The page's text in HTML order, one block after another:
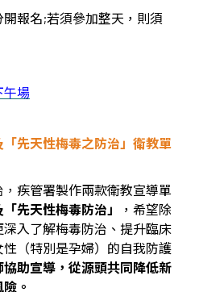
開報名;若須參加整天，則須
午場
「先天性梅毒之防治 」 衛教單
疾管署製作兩款衛教宣導單
先天性梅毒防治」
，希望除
入了解梅毒防治、提升臨床
（特別是孕婦）的自我防護
助宣導，從源頭共同降低新
。